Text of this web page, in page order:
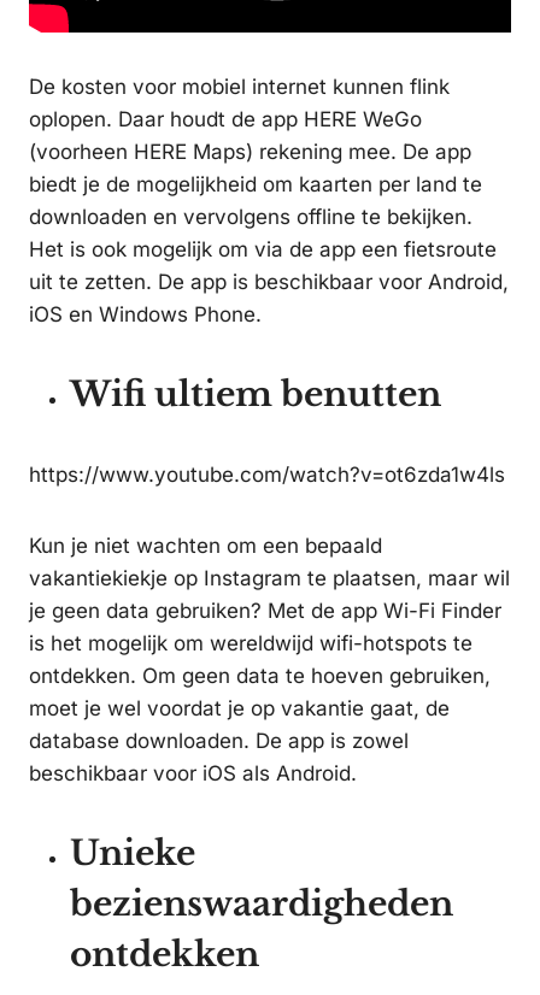
De kosten voor mobiel internet kunnen flink
oplopen. Daar houdt de app HERE WeGo
(voorheen HERE Maps) rekening mee. De app
biedt je de mogelijkheid om kaarten per land te
downloaden en vervolgens offline te bekijken.
Het is ook mogelijk om via de app een fietsroute
uit te zetten. De app is beschikbaar voor Android,
iOS en Windows Phone.
Wifi ultiem benutten
https://www.youtube.com/watch?v=ot6zda1w4ls
Kun je niet wachten om een bepaald
vakantiekiekje op Instagram te plaatsen, maar wil
je geen data gebruiken? Met de app Wi-Fi Finder
is het mogelijk om wereldwijd wifi-hotspots te
ontdekken. Om geen data te hoeven gebruiken,
moet je wel voordat je op vakantie gaat, de
database downloaden. De app is zowel
beschikbaar voor iOS als Android.
Unieke
bezienswaardigheden
ontdekken